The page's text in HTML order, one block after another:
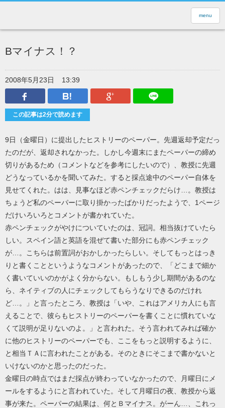
menu
Bマイナス！？
2008年5月23日
13:39
Facebook
はてなブックマークGoogle Plus
この記事は2分で読めます
9日（金曜日）に提出したヒストリーのペーパー。先週返却予定だっ
たのだが、返却されなかった。しかし今週末にまたペーパーの締め
切りがあるため（コメントなどを参考にしたいので）、教授に先週
どうなっているかを聞いてみた。すると採点途中のペーパー自体を
見せてくれた。はは、見事なほど赤ペンチェックだらけ…。教授は
ちょうど私のペーパーに取り掛かったばかりだったようで、1ページ
だけいろいろとコメントが書かれていた。
赤ペンチェックがやけについていたのは、冠詞。相当抜けていたら
しい。スペイン語と英語を混ぜて書いた部分にも赤ペンチェック
が…。こちらは前置詞がおかしかったらしい。そしてもっとはっき
りと書くことというようなコメントがあったので、「どこまで細か
く書いていいのかがよく分からない。もしもう少し期間があるのな
ら、ネイティブの人にチェックしてもらうなりできるのだけれ
ど…。」と言ったところ、教授は「いや、これはアメリカ人にも言
えることで、彼らもヒストリーのペーパーを書くことに慣れていな
くて説明が足りないのよ。」と言われた。そう言われてみれば確か
に他のヒストリーのペーパーでも、ここをもっと説明するように、
と相当ＴＡに言われたことがある。そのときにそこまで書かないと
いけないのかと思ったのだった。
金曜日の時点ではまだ採点が終わっていなかったので、月曜日にメ
ールをするようにと言われていた。そして月曜日の夜、教授から返
事が来た。ペーパーの結果は、何とＢマイナス。がーん…、これっ